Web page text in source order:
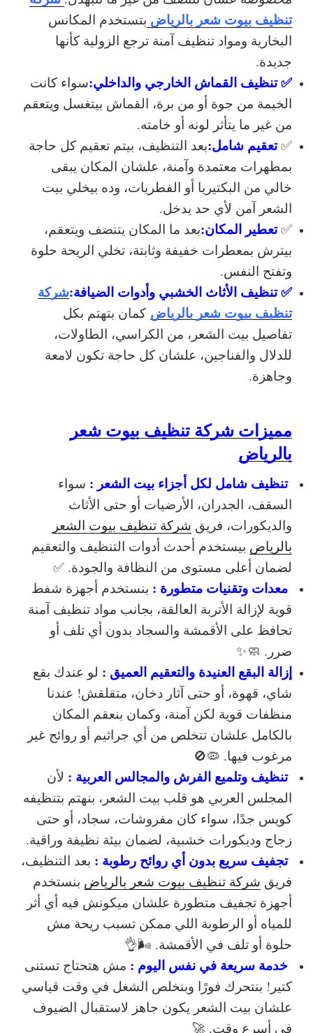
تنظيف بيوت شعر بالرياض بتستخدم المكانس
البخارية ومواد تنظيف آمنة ترجع الزولية كأنها
جديدة.
✅ تنظيف القماش الخارجي والداخلي:سواء كانت
الخيمة من جوة أو من برة، القماش بيتغسل ويتعقم
من غير ما يتأثر لونه أو خامته.
✅تعقيم شامل:بعد التنظيف، بيتم تعقيم كل حاجة
بمطهرات معتمدة وآمنة، علشان المكان يبقى
خالي من البكتيريا أو الفطريات، وده بيخلي بيت
الشعر آمن لأي حد يدخل.
✅تعطير المكان:بعد ما المكان يتنضف ويتعقم،
بيترش بمعطرات خفيفة وثابتة، تخلي الريحة حلوة
وتفتح النفس.
✅ تنظيف الأثاث الخشبي وأدوات الضيافة:شركة
تنظيف بيوت شعر بالرياض كمان بتهتم بكل
تفاصيل بيت الشعر، من الكراسي، الطاولات،
للدلال والفناجين، علشان كل حاجة تكون لامعة
وجاهزة.
مميزات شركة تنظيف بيوت شعر
بالرياض
تنظيف شامل لكل أجزاء بيت الشعر : سواء
السقف، الجدران، الأرضيات أو حتى الأثاث
والديكورات، فريق شركة تنظيف بيوت الشعر
بالرياض بيستخدم أحدث أدوات التنظيف والتعقيم
لضمان أعلى مستوى من النظافة والجودة. ✅
معدات وتقنيات متطورة : بنستخدم أجهزة شفط
قوية لإزالة الأتربة العالقة، بجانب مواد تنظيف آمنة
تحافظ على الأقمشة والسجاد بدون أي تلف أو
ضرر. 🧼✨
إزالة البقع العنيدة والتعقيم العميق : لو عندك بقع
شاي، قهوة، أو حتى آثار دخان، متقلقش! عندنا
منظفات قوية لكن آمنة، وكمان بنعقم المكان
بالكامل علشان تتخلص من أي جراثيم أو روائح غير
مرغوب فيها. 🦠🚫
تنظيف وتلميع الفرش والمجالس العربية : لأن
المجلس العربي هو قلب بيت الشعر، بنهتم بتنظيفه
كويس جدًا، سواء كان مفروشات، سجاد، أو حتى
زجاج وديكورات خشبية، لضمان بيئة نظيفة وراقية.
تجفيف سريع بدون أي روائح رطوبة : بعد التنظيف،
فريق شركة تنظيف بيوت شعر بالرياض بنستخدم
أجهزة تجفيف متطورة علشان ميكونش فيه أي أثر
للمياه أو الرطوبة اللي ممكن تسبب ريحة مش
حلوة أو تلف في الأقمشة. 🌬️👌
خدمة سريعة في نفس اليوم : مش هتحتاج تستنى
كتير! بنتحرك فورًا وبنخلص الشغل في وقت قياسي
علشان بيت الشعر يكون جاهز لاستقبال الضيوف
في أسرع وقت. 🚀